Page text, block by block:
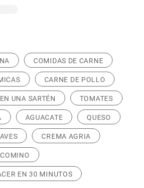
COMIDAS DE CARNE
CARNE DE POLLO
EN UNA SARTÉN TOMATES
AGUACATE QUESO
AVES CREMA AGRIA
COMINO
EN 30 MINUTOS